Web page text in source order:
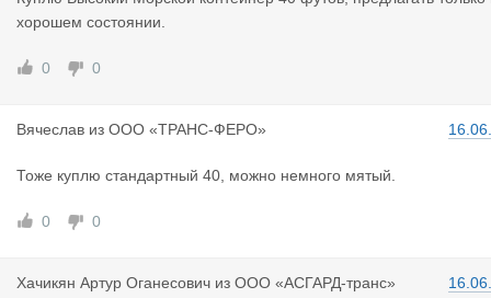
хорошем состоянии.
0 0
Вячеслав из ООО «ТРАНС-ФЕРО»
Тоже куплю стандартный 40, можно немного мятый.
0 0
Хачикян Артур Оганесович из ООО «АСГАРД-транс»